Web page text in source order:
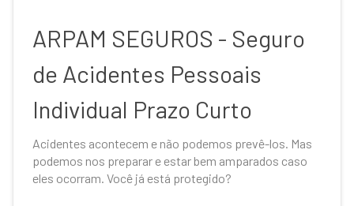
ARPAM SEGUROS - Seguro
de Acidentes Pessoais
Individual Prazo Curto
Acidentes acontecem e não podemos prevê-los. Mas
podemos nos preparar e estar bem amparados caso
eles ocorram. Você já está protegido?